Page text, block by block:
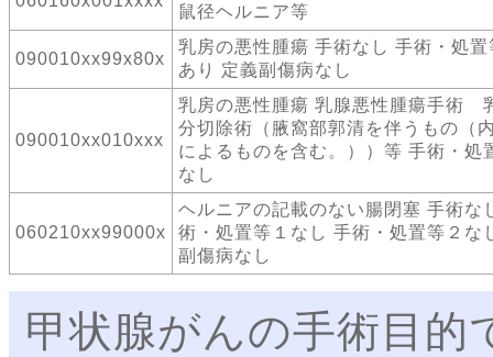
鼠径ヘルニア等
090010xx99x80x
乳房の悪性腫瘍 手術なし 手術・処置
あり 定義副傷病なし
090010xx010xxx
乳房の悪性腫瘍 乳腺悪性腫瘍手術
分切除術（腋窩部郭清を伴うもの（
によるものを含む。））等 手術・処
なし
060210xx99000x
ヘルニアの記載のない腸閉塞 手術な
術・処置等１なし 手術・処置等２な
副傷病なし
甲状腺がんの手術目的